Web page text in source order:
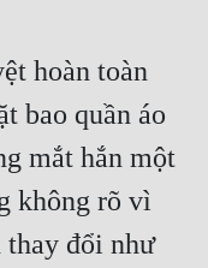
hoàn toàn
bao quần áo
mắt hắn một
không rõ vì
đổi như